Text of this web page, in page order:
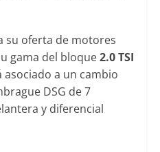
su oferta de motores
gama del bloque2.0 TSI
asociado a un cambio
DSG de 7
y diferencial